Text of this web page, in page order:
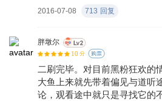
2016-07-08 713 回复
胖墩尔
10 分 购票
二刷完毕。对目前黑粉狂欢的
大鱼上来就先带着偏见与道听
论，观看途中就只是寻找它的